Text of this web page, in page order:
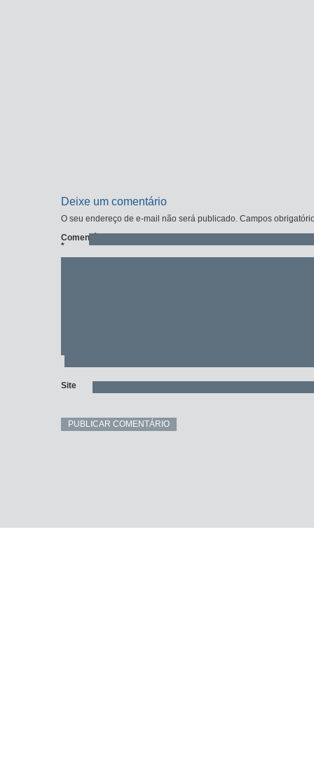
Deixe um comentário
O seu endereço de e-mail não será publicado. Campos
Comentário
*
Site